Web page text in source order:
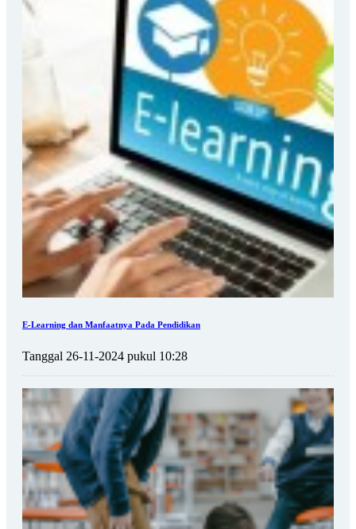
E-Learning dan Manfaatnya Pada Pendidikan
Tanggal 26-11-2024 pukul 10:28